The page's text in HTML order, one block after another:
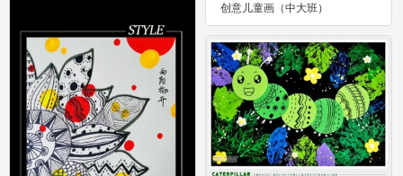
创意儿童画（中大班）